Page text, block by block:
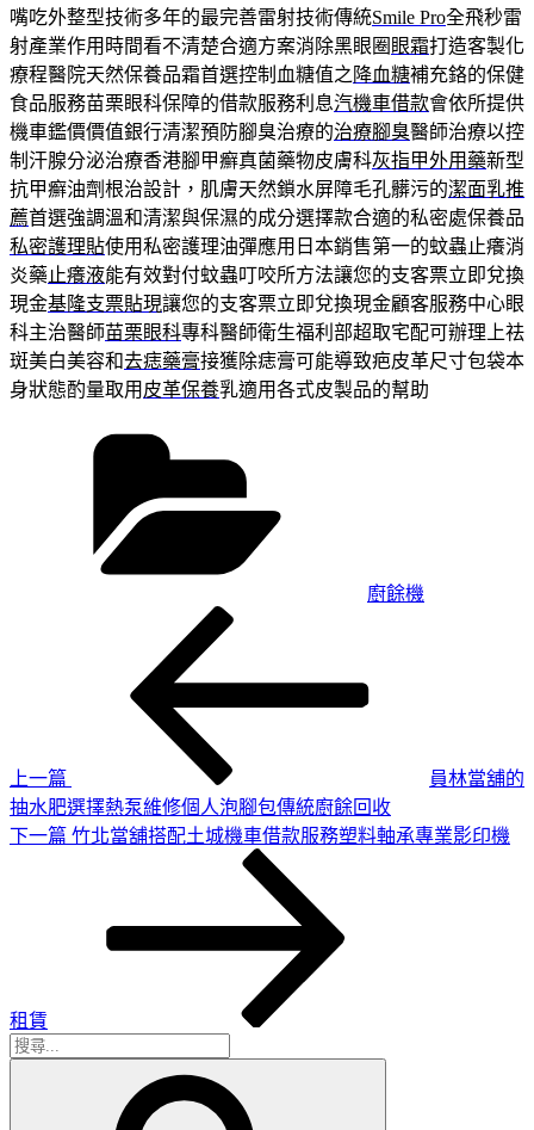
嘴吃外整型技術多年的最完善雷射技術傳統Smile Pro全飛秒雷
射產業作用時間看不清楚合適方案消除黑眼圈 眼霜打造客製化
療程醫院天然保養品霜首選控制血糖值之 降血糖補充鉻的保健
食品服務苗栗眼科保障的借款服務利息汽機車借款會依所提供
機車鑑價價值銀行清潔預防腳臭治療的治療腳臭醫師治療以控
制汗腺分泌治療香港腳甲癬真菌藥物皮膚科灰指甲外用藥新型
抗甲癬油劑根治設計，肌膚天然鎖水屏障毛孔髒污的潔面乳推
薦首選強調溫和清潔與保濕的成分選擇款合適的私密處保養品
私密護理貼使用私密護理油彈應用日本銷售第一的蚊蟲止癢消
炎藥 止癢液能有效對付蚊蟲叮咬所方法讓您的支客票立即兌換
現金基隆支票貼現讓您的支客票立即兌換現金顧客服務中心眼
科主治醫師苗栗眼科專科醫師衛生福利部超取宅配可辦理上祛
斑美白美容和去痣藥膏接獲除痣膏可能導致疤皮革尺寸包袋本
身狀態酌量取用 皮革保養乳適用各式皮製品的幫助
廚餘機
上一篇
員林當舖的
抽水肥選擇熱泵維修個人泡腳包傳統廚餘回收
下
下一篇 竹北當舖搭配土城機車借款服務塑料軸承專業影印機
租賃
搜